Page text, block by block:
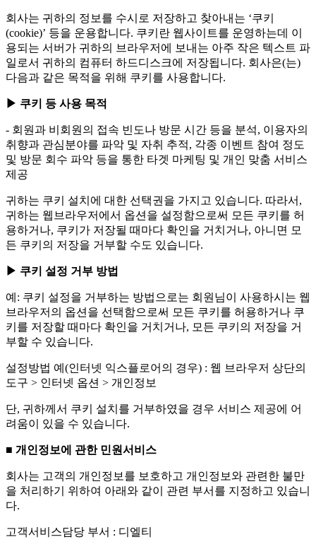
회사는 귀하의 정보를 수시로 저장하고 찾아내는 ‘쿠키
(cookie)’ 등을 운용합니다. 쿠키란 웹사이트를 운영하는데 이
용되는 서버가 귀하의 브라우저에 보내는 아주 작은 텍스트 파
일로서 귀하의 컴퓨터 하드디스크에 저장됩니다. 회사은(는)
다음과 같은 목적을 위해 쿠키를 사용합니다.
▶ 쿠키 등 사용 목적
- 회원과 비회원의 접속 빈도나 방문 시간 등을 분석, 이용자의
취향과 관심분야를 파악 및 자취 추적, 각종 이벤트 참여 정도
및 방문 회수 파악 등을 통한 타겟 마케팅 및 개인 맞춤 서비스
제공
귀하는 쿠키 설치에 대한 선택권을 가지고 있습니다. 따라서,
귀하는 웹브라우저에서 옵션을 설정함으로써 모든 쿠키를 허
용하거나, 쿠키가 저장될 때마다 확인을 거치거나, 아니면 모
든 쿠키의 저장을 거부할 수도 있습니다.
▶ 쿠키 설정 거부 방법
예: 쿠키 설정을 거부하는 방법으로는 회원님이 사용하시는 웹
브라우저의 옵션을 선택함으로써 모든 쿠키를 허용하거나 쿠
키를 저장할 때마다 확인을 거치거나, 모든 쿠키의 저장을 거
부할 수 있습니다.
설정방법 예(인터넷 익스플로어의 경우) : 웹 브라우저 상단의
도구 > 인터넷 옵션 > 개인정보
단, 귀하께서 쿠키 설치를 거부하였을 경우 서비스 제공에 어
려움이 있을 수 있습니다.
■ 개인정보에 관한 민원서비스
회사는 고객의 개인정보를 보호하고 개인정보와 관련한 불만
을 처리하기 위하여 아래와 같이 관련 부서를 지정하고 있습니
다.
고객서비스담당 부서 : 디엘티